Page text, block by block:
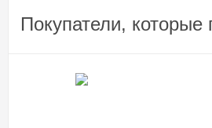
Покупатели,